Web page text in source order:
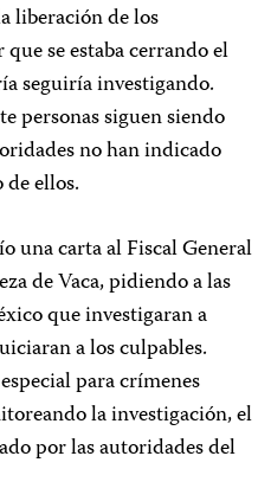
liberación de los
se estaba cerrando el
seguiría investigando.
personas siguen siendo
no han indicado
ellos.
una carta al Fiscal General
de Vaca, pidiendo a las
que investigaran a
a los culpables.
para crímenes
la investigación, el
por las autoridades del